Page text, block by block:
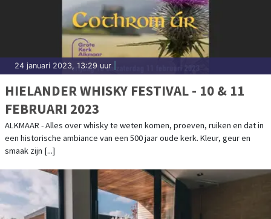
24 januari 2023, 13:29 uur
HIELANDER WHISKY FESTIVAL - 10 & 11
FEBRUARI 2023
ALKMAAR - Alles over whisky te weten komen, proeven, ruiken en dat in
een historische ambiance van een 500 jaar oude kerk. Kleur, geur en
smaak zijn [...]